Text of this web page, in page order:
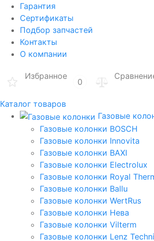
Гарантия
Сертификаты
Подбор запчастей
Контакты
О компании
Избранное
0
Каталог товаров
Газовые
Газовые колонки BOSCH
Газовые колонки Innovita
Газовые колонки BAXI
Газовые колонки Electrolux
Газовые колонки Royal
Газовые колонки Ballu
Газовые колонки WertRus
Газовые колонки Нева
Газовые колонки Vilterm
Газовые колонки Lenz